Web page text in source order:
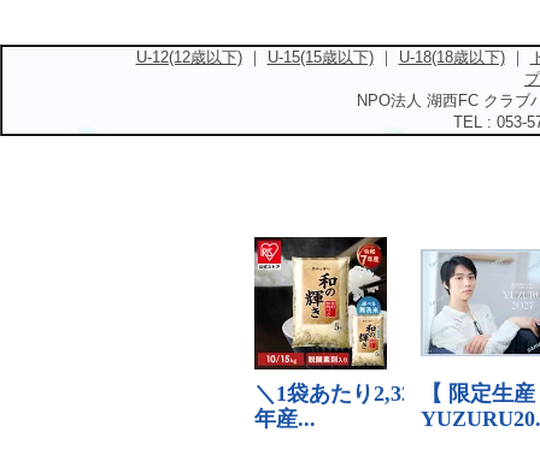
U-12(12歳以下)｜ U-15(15歳以下)｜ U-18(18歳以下)｜
NPO法人 湖西FC クラ
TEL : 053-